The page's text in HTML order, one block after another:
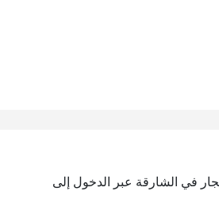
في الشارقة عبر الدخول إلى